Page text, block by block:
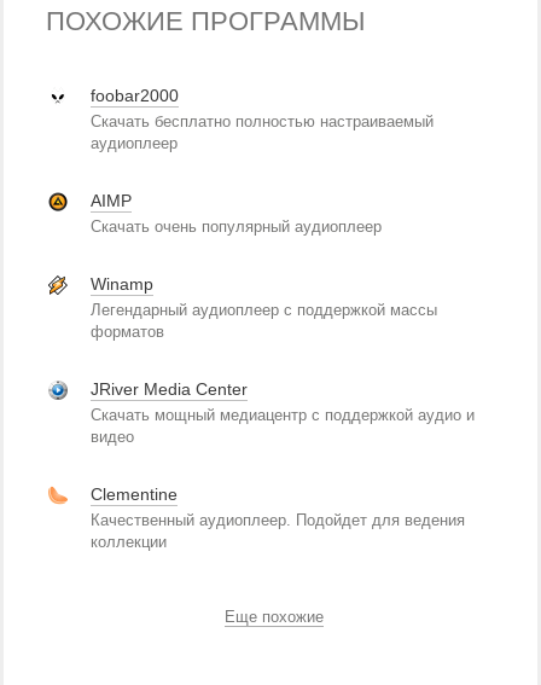
ПОХОЖИЕ ПРОГРАММЫ
foobar2000
Скачать бесплатно полностью настраиваемый
аудиоплеер
AIMP
Скачать очень популярный аудиоплеер
Winamp
Легендарный аудиоплеер с поддержкой массы
форматов
JRiver Media Center
Скачать мощный медиацентр с поддержкой аудио и
видео
Clementine
Качественный аудиоплеер. Подойдет для ведения
коллекции
Еще похожие